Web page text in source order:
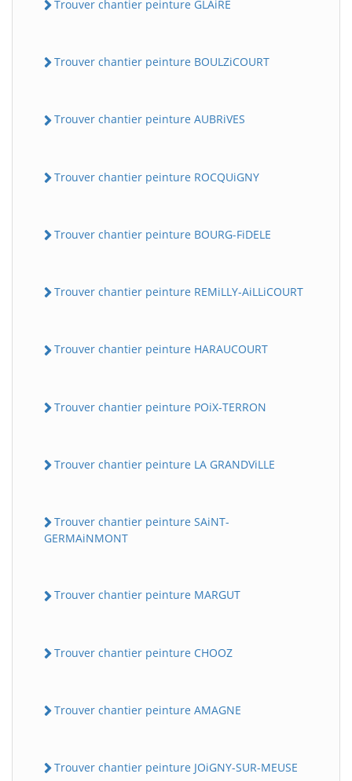
Trouver chantier peinture GLAiRE
Trouver chantier peinture BOULZiCOURT
Trouver chantier peinture AUBRiVES
Trouver chantier peinture ROCQUiGNY
Trouver chantier peinture BOURG-FiDELE
Trouver chantier peinture REMiLLY-AiLLiCOURT
Trouver chantier peinture HARAUCOURT
Trouver chantier peinture POiX-TERRON
Trouver chantier peinture LA GRANDViLLE
Trouver chantier peinture SAiNT-
GERMAiNMONT
Trouver chantier peinture MARGUT
Trouver chantier peinture CHOOZ
Trouver chantier peinture AMAGNE
Trouver chantier peinture JOiGNY-SUR-MEUSE